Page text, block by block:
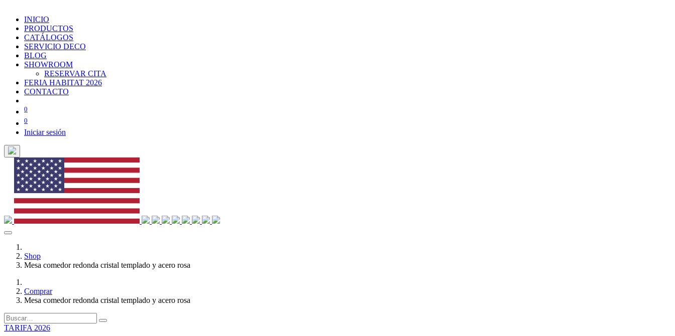
INICIO
PRODUCTOS
CATÁLOGOS
SERVICIO DECO
BLOG
SHOWROOM
RESERVAR CITA
FERIA HABITAT 2026
CONTACTO
0
0
Iniciar sesión
Shop
Mesa comedor redonda cristal templado y acero rosa
Comprar
Mesa comedor redonda cristal templado y acero rosa
TARIFA 2026